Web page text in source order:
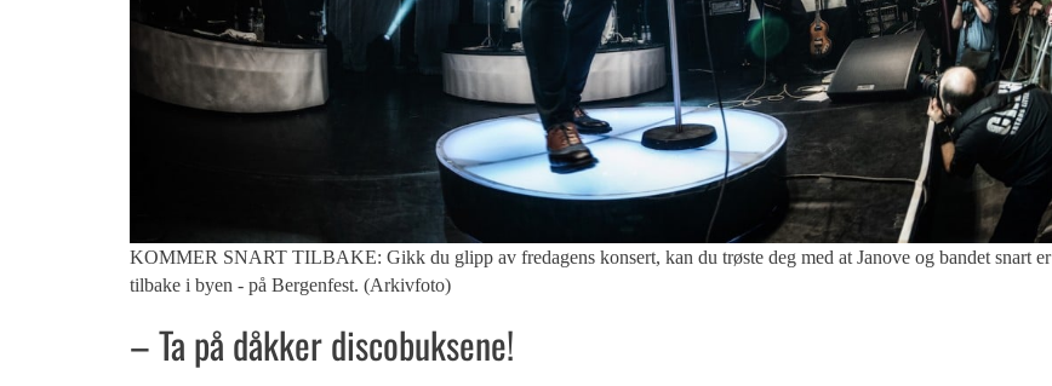
KOMMER SNART TILBAKE: Gikk du glipp av fredagens konsert, kan du trøste deg med at Janove og bandet snart er
tilbake i byen - på Bergenfest. (Arkivfoto)
– Ta på dåkker discobuksene!